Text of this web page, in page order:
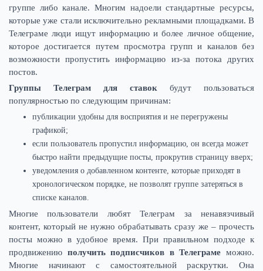
группе либо канале. Многим надоели стандартные ресурсы,
которые уже стали исключительно рекламными площадками. В
Телеграме люди ищут информацию и более личное общение,
которое достигается путем просмотра групп и каналов без
возможности пропустить информацию из-за потока других
постов.
Группы Телеграм для ставок будут пользоваться
популярностью по следующим причинам:
публикации удобны для восприятия и не перегружены
графикой;
если пользователь пропустил информацию, он всегда может
быстро найти предыдущие посты, прокрутив страницу вверх;
уведомления о добавленном контенте, которые приходят в
хронологическом порядке, не позволят группе затеряться в
списке каналов.
Многие пользователи любят Телеграм за ненавязчивый
контент, который не нужно обрабатывать сразу же – прочесть
посты можно в удобное время. При правильном подходе к
продвижению получить подписчиков в Телеграмеможно.
Многие начинают с самостоятельной раскрутки. Она